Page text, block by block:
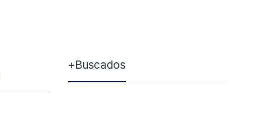
+Buscados